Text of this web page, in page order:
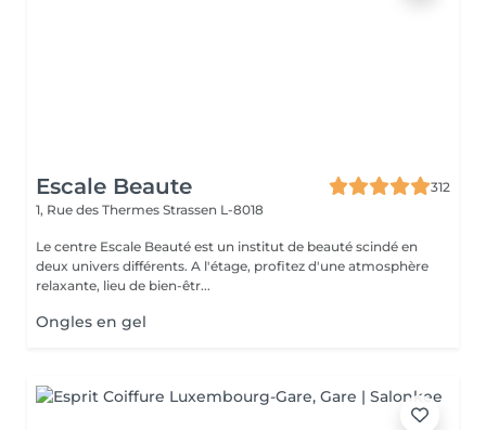
Escale Beaute
312
1, Rue des Thermes Strassen L-8018
Le centre Escale Beauté est un institut de beauté scindé en
deux univers différents. A l'étage, profitez d'une atmosphère
relaxante, lieu de bien-êtr...
Ongles en gel